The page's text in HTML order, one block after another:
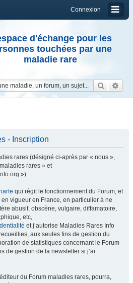
Connexion
d'échange pour les
touchées par une
maladie rare
- Inscription
rares (désigné ci-après par « nous »,
rares » et
») :
qui régit le fonctionnement du Forum, et
vigueur en France, en particulier à ne
abusif, obscène, vulgaire, diffamatoire,
etc,
et j’autorise Maladies Rares Info
aux seules fins de gestion du
de statistiques concernant le Forum
de gestion de la newsletter si j’ai
du Forum maladies rares, pourra,